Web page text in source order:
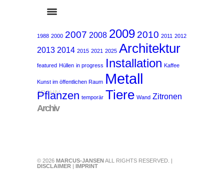
1988 2000 2007 2008 2009 2010 2011 2012
2013 2014 2015 2021 2025 Architektur
featured Hüllen in progress Installation Kaffee
Kunst im öffentlichen Raum Metall
Pflanzen temporär Tiere Wand Zitronen
ARCHIV
Archiv
© 2026 MARCUS-JANSENALL RIGHTS RESERVED. |
DISCLAIMER | IMPRINT